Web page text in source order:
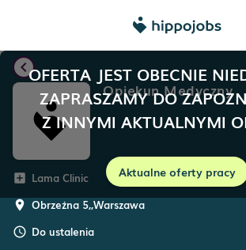
OFERTA JEST OBECNIE
ZAPRASZAMY DO
Z INNYMI AKTUALNYMI
Aktualne oferty pracy
chevron_left
Opiekun Medyczny
add_box Lama Clinic
room Obrzeżna 5,,Warszawa
schedule Do ustalenia